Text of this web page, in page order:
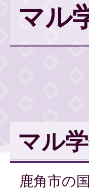
マル
マル
鹿角市の